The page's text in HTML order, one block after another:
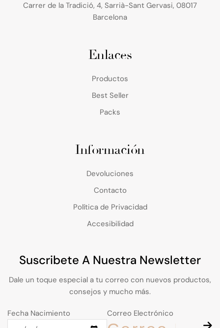
Carrer de la Tradició, 4, Sarrià-Sant Gervasi, 08017
Barcelona
Enlaces
Productos
Best Seller
Packs
Información
Devoluciones
Contacto
Política de Privacidad
Accesibilidad
Suscribete A Nuestra Newsletter
Dale un toque especial a tu correo con nuevos productos,
consejos y mucho más.
Fecha Nacimiento Correo Electrónico